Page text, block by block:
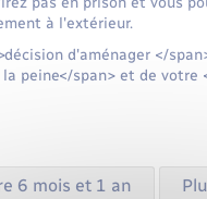
à l'extérieur.
d'aménager </
peine</span> et de
6 mois et 1 an